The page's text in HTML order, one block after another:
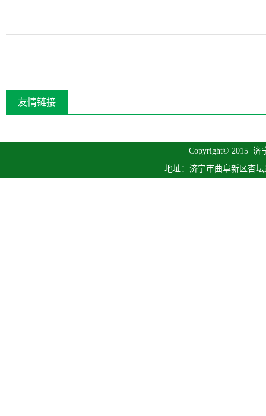
友情链接
Copyright© 2015 济
地址：济宁市曲阜新区杏